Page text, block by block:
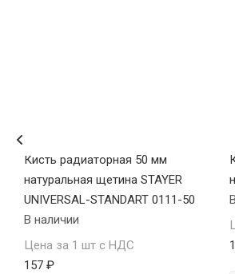
Кисть радиаторная 50 мм
натуральная щетина STAYER
UNIVERSAL-STANDART 0111-50
В наличии
Цена за 1 шт с НДС
157 ₽